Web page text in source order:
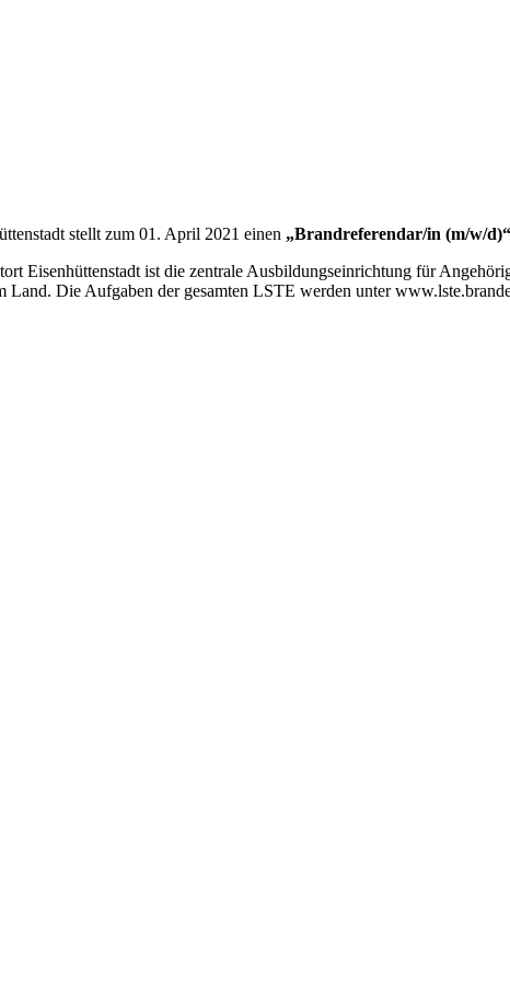
stellt zum 01. April 2021 einen „Brandreferendar/in (m/w/d)“
Eisenhüttenstadt ist die zentrale Ausbildungseinrichtung für
Die Aufgaben der gesamten LSTE werden unter